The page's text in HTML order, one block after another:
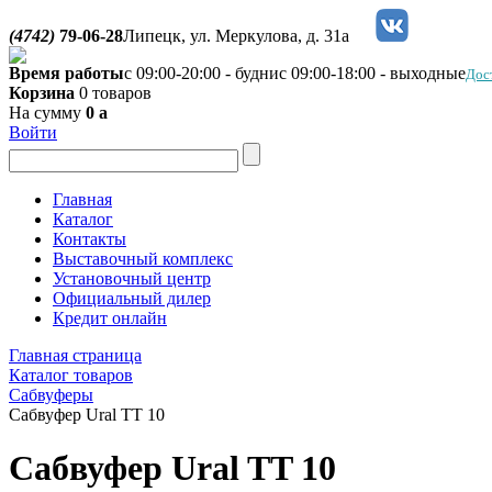
(4742) 79-06-28Липецк, ул. Меркулова, д. 31а
Время работыс 09:00-20:00 - буднис 09:00-18:00 - выходные
Корзина 0 товаров
На сумму 0 a
Войти
Главная
Каталог
Контакты
Выставочный комплекс
Установочный центр
Официальный дилер
Кредит онлайн
Главная страница
Каталог товаров
Сабвуферы
Сабвуфер Ural TT 10
Сабвуфер Ural TT 10